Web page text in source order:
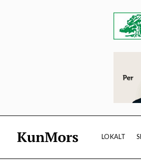
LOKALT